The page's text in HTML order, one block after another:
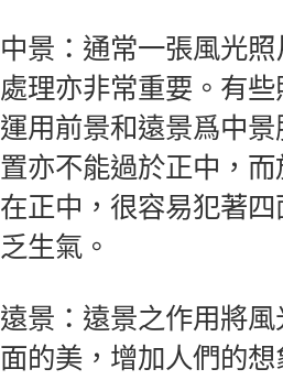
中景：通常一張風光
處理亦非常重要。有
運用前景和遠景爲中
置亦不能過於正中，
在正中，很容易犯著
乏生氣。
遠景：遠景之作用將
面的美，增加人們的